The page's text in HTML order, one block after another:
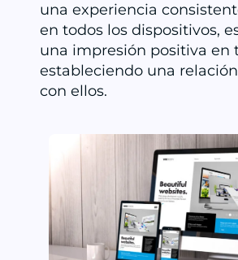
una experiencia
en todos los dispositivos,
una impresión positiva en
estableciendo una
con ellos.